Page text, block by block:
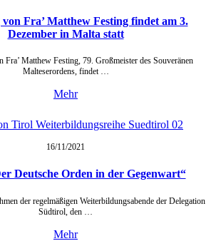
Fra’ Matthew Festing findet am 3.
Dezember in Malta statt
Fra’ Matthew Festing, 79. Großmeister des Souveränen
Malteserordens, findet …
Mehr
16/11/2021
Deutsche Orden in der Gegenwart“
der regelmäßigen Weiterbildungsabende der Delegation
Südtirol, den …
Mehr